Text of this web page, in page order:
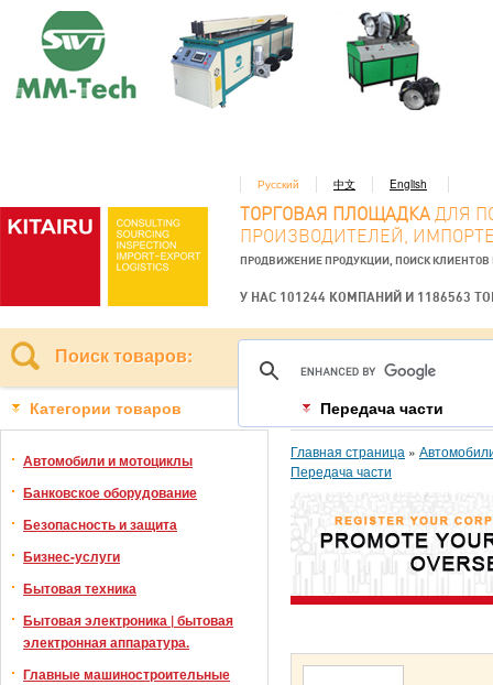
Русский 中文 English
ТОРГОВАЯ ПЛОЩАДКА ДЛЯ
ПРОИЗВОДИТЕЛЕЙ,
ПРОДВИЖЕНИЕ ПРОДУКЦИИ, ПОИСК КЛИЕНТОВ
У НАС 101244 КОМПАНИЙ И 1186563
Поиск товаров:
Категории товаров
Автомобили и мотоциклы
Банковское оборудование
Безопасность и защита
Бизнес-услуги
Бытовая техника
Бытовая электроника | бытовая
электронная аппаратура.
Главные машиностроительные
Передача части
Главная страница »
Передача части